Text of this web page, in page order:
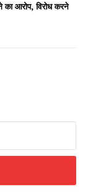
का आरोप, विरोध करने